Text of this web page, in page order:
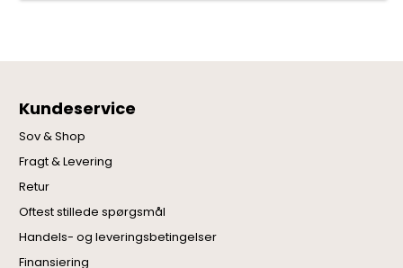
Kundeservice
Sov & Shop
Fragt & Levering
Retur
Oftest stillede spørgsmål
Handels- og leveringsbetingelser
Finansiering